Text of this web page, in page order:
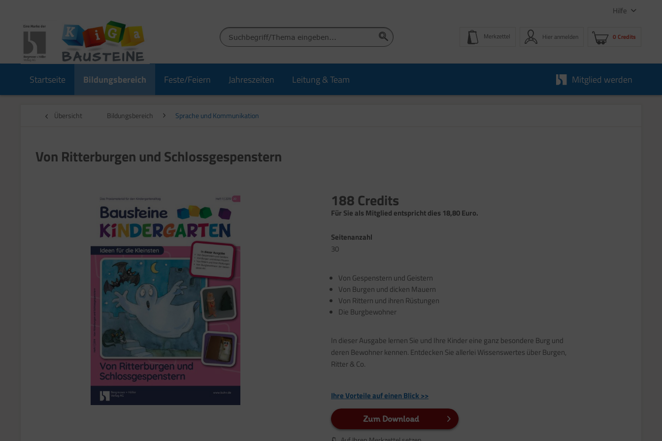
Hilfe
Merkzettel Hier anmelden 0 Credits
Startseite Bildungsbereich Feste/Feiern Jahreszeiten Leitung & Team Mitglied werden
Übersicht Bildungsbereich Sprache und Kommunikation
Von Ritterburgen und Schlossgespenstern
188 Credits
Für Sie als Mitglied entspricht dies 18,80 Euro.
Seitenanzahl
30
Von Gespenstern und Geistern
Von Burgen und dicken Mauern
Von Rittern und ihren Rüstungen
Die Burgbewohner
In dieser Ausgabe lernen Sie und Ihre Kinder eine ganz besondere Burg und
deren Bewohner kennen. Entdecken Sie allerlei Wissenswertes über Burgen,
Ritter & Co.
Ihre Vorteile auf einen Blick >>
Zum Download